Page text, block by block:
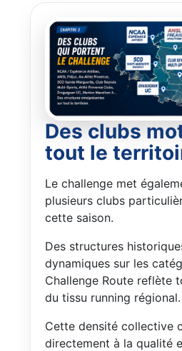
Des clubs
tout le
Le challenge met
plusieurs clubs
cette saison.
Des structures
dynamiques sur les
Challenge Route reflète
du tissu running régional.
Cette densité collective
directement à la qualité